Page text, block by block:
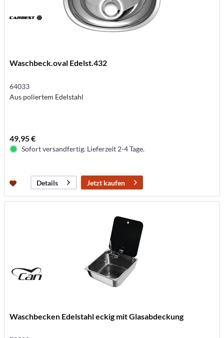
Waschbeck.oval Edelst.432
64033
Aus poliertem Edelstahl
49,95 €
Sofort versandfertig. Lieferzeit 2-4 Tage.
Details Jetzt kaufen
Waschbecken Edelstahl eckig mit Glasabdeckung